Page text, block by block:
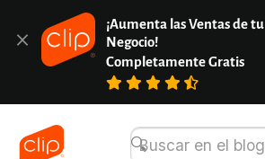
¡Aumenta las Ventas de tu
Negocio!
Completamente Gratis